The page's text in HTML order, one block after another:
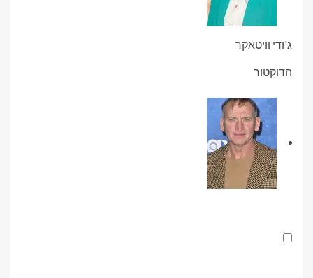
ג'ודי וויטאקר
הדוקטור